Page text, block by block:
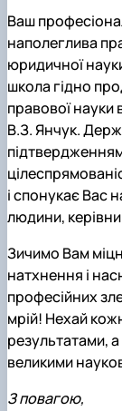
Ваш
наполеглива
юридичної
школа гідно
правової науки
В.З. Янчук.
і спонукає Вас
людини,
Зичимо Вам
натхнення і
професійних
мрій! Нехай
результатами,
великими
З повагою,